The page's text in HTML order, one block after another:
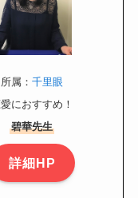
所属：千里眼
におすすめ！
碧華先生
詳細HP